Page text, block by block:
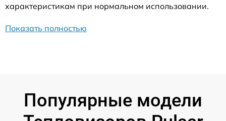
характеристикам при нормальном использовании.
Показать полностью
Популярные модели